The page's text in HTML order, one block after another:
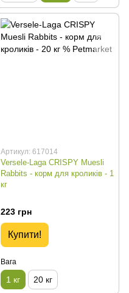
Артикул: 617014
Versele-Laga CRISPY Muesli
Rabbits - корм для кроликів - 1
кг
223 грн
Купити!
Вага
1 кг 20 кг